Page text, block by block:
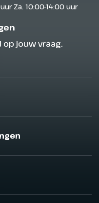
Za. 10:00-14:00 uur
jouw vraag.